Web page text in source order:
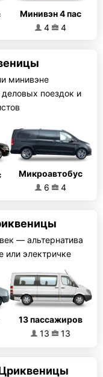
Минивэн 4 пас
4
4
минивэне
поездок и
Микроавтобус
6
4
— альтернатива
или электричке
13 пассажиров
13
13